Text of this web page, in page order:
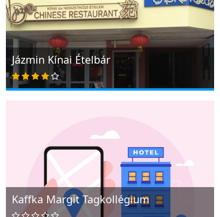
Jázmin Kínai Ételbár
Kaffka Margit Tagkollégium